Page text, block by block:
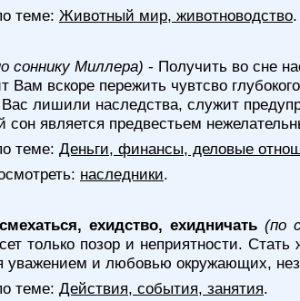
теме: Животный мир, животноводство.
соннику Миллера) - Получить во сне
Вам вскоре пережить чувтсво
лишили наследства, служит
является предвестьем
теме: Деньги, финансы, деловые
наследники.
ехидство, ехидничать (по
только позор и неприятности.
и любовью окружающих,
теме: Действия, события, занятия.